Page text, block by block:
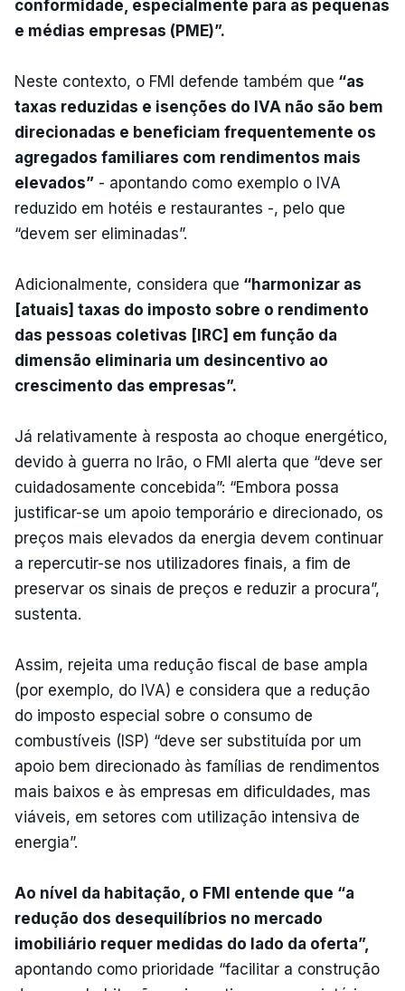
conformidade, especialmente para as pequenas
e médias empresas (PME)”.
Neste contexto, o FMI defende também que “as
taxas reduzidas e isenções do IVA não são bem
direcionadas e beneficiam frequentemente os
agregados familiares com rendimentos mais
elevados” - apontando como exemplo o IVA
reduzido em hotéis e restaurantes -, pelo que
“devem ser eliminadas”.
Adicionalmente, considera que “harmonizar as
[atuais] taxas do imposto sobre o rendimento
das pessoas coletivas [IRC] em função da
dimensão eliminaria um desincentivo ao
crescimento das empresas”.
Já relativamente à resposta ao choque energético,
devido à guerra no Irão, o FMI alerta que “deve ser
cuidadosamente concebida”: “Embora possa
justificar-se um apoio temporário e direcionado, os
preços mais elevados da energia devem continuar
a repercutir-se nos utilizadores finais, a fim de
preservar os sinais de preços e reduzir a procura”,
sustenta.
Assim, rejeita uma redução fiscal de base ampla
(por exemplo, do IVA) e considera que a redução
do imposto especial sobre o consumo de
combustíveis (ISP) “deve ser substituída por um
apoio bem direcionado às famílias de rendimentos
mais baixos e às empresas em dificuldades, mas
viáveis, em setores com utilização intensiva de
energia”.
Ao nível da habitação, o FMI entende que “a
redução dos desequilíbrios no mercado
imobiliário requer medidas do lado da oferta”,
apontando como prioridade “facilitar a construção